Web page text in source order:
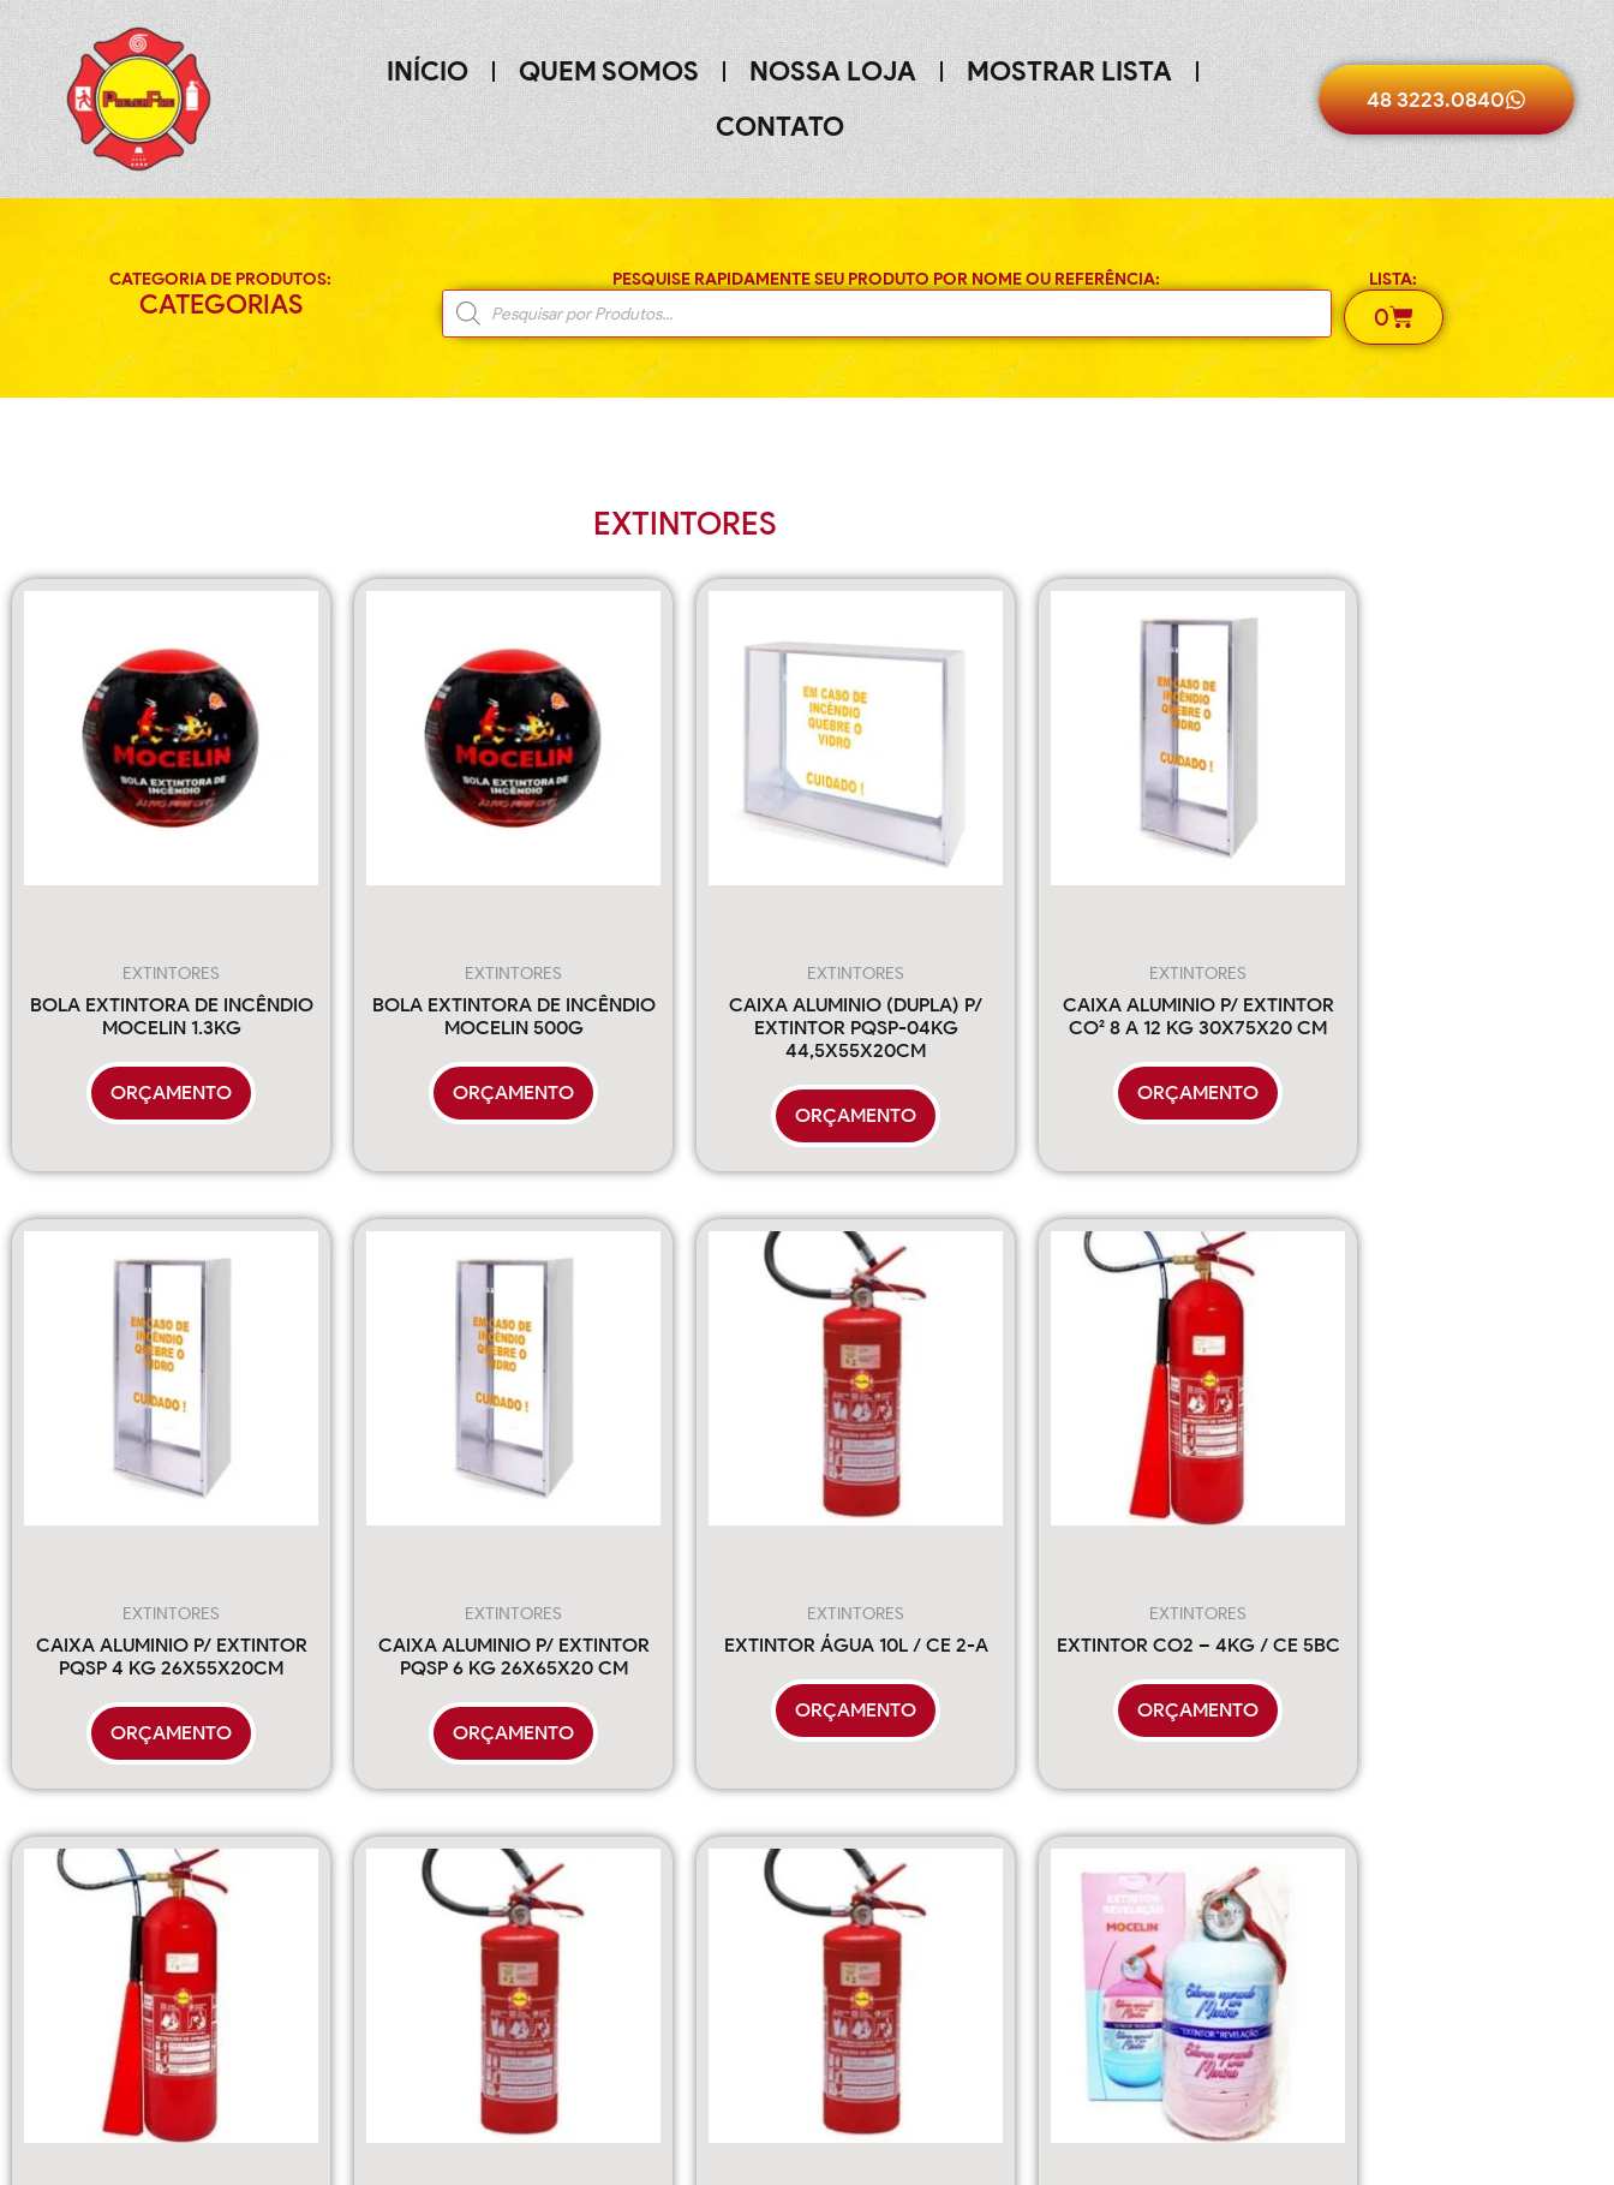
INÍCIO QUEM SOMOS NOSSA LOJA
MOSTRAR LISTA
CONTATO
48 3223.0840
CATEGORIA DE PRODUTOS:
CATEGORIAS
PESQUISE RAPIDAMENTE SEU PRODUTO POR NOME OU REFERÊNCIA: LISTA:
0
EXTINTORES
EXTINTORES
BOLA EXTINTORA DE INCÊNDIO
MOCELIN 1.3KG
ORÇAMENTO
EXTINTORES
BOLA EXTINTORA DE INCÊNDIO
MOCELIN 500G
ORÇAMENTO
EXTINTORES
CAIXA ALUMINIO (DUPLA) P/
EXTINTOR PQSP-04KG
44,5X55X20CM
ORÇAMENTO
EXTINTORES
CAIXA ALUMINIO P/ EXTINTOR
CO² 8 A 12 KG 30X75X20 CM
ORÇAMENTO
EXTINTORES
CAIXA ALUMINIO P/ EXTINTOR
PQSP 4 KG 26X55X20CM
ORÇAMENTO
EXTINTORES
CAIXA ALUMINIO P/ EXTINTOR
PQSP 6 KG 26X65X20 CM
ORÇAMENTO
EXTINTORES
EXTINTOR ÁGUA 10L / CE 2-A
ORÇAMENTO
EXTINTORES
EXTINTOR CO2 – 4KG / CE 5BC
ORÇAMENTO